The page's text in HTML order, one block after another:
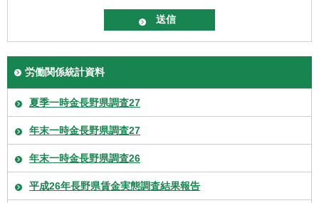
労働関係統計資料
夏季一時金長野県調査27
年末一時金長野県調査27
年末一時金長野県調査26
平成26年長野県賃金実態調査結果報告